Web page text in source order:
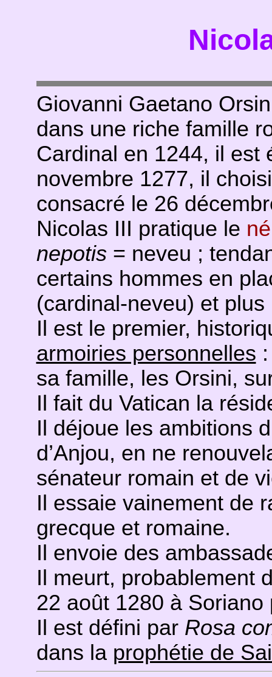
Giovanni Gaetano
dans une riche famille
Cardinal en 1244, il est
novembre 1277, il
consacré le 26
Nicolas III pratique le
nepotis= neveu ;
certains hommes en
(cardinal-neveu) et
Il est le premier,
armoiries personnelles
sa famille, les Orsini,
Il fait du Vatican la
Il déjoue les ambitions
d’Anjou, en ne
sénateur romain et de
Il essaie vainement de
grecque et romaine.
Il envoie des
Il meurt, probablement
22 août 1280 à Soriano
Il est défini par Rosa
dans la prophétie de